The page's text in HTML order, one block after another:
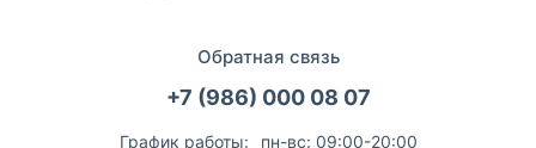
Обратная связь
+7 (986) 000 08 07
График работы: пн-вс: 09:00-20:00